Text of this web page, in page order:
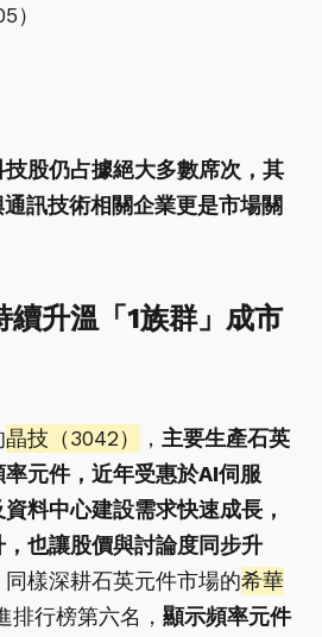
）
技股仍占據絕大多數席次，其
訊技術相關企業更是市場關
續升溫「1族群」成市
晶技（3042） ， 主要生產石英
元件，近年受惠於AI伺服
料中心建設需求快速成長，
也讓股價與討論度同步升
樣深耕石英元件市場的希華
排行榜第六名， 顯示頻率元件